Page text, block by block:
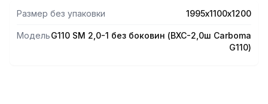
Размер без упаковки 1995х1100х1200
МодельG110 SM 2,0-1 без боковин (ВХС-2,0ш Carboma
G110)